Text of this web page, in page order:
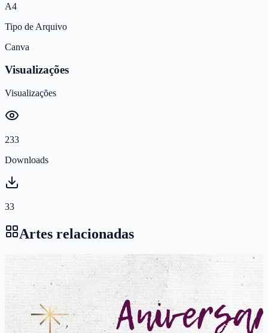
A4
Tipo de Arquivo
Canva
Visualizações
Visualizações
233
Downloads
33
Artes relacionadas